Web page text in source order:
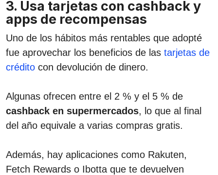
3. Usa tarjetas con cashback y
apps de recompensas
Uno de los hábitos más rentables que adopté
fue aprovechar los beneficios de las tarjetas de
crédito con devolución de dinero.
Algunas ofrecen entre el 2 % y el 5 % de
cashback en supermercados, lo que al final
del año equivale a varias compras gratis.
Además, hay aplicaciones como Rakuten,
Fetch Rewards o Ibotta que te devuelven